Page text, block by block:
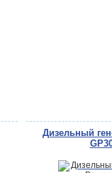
Дизельный